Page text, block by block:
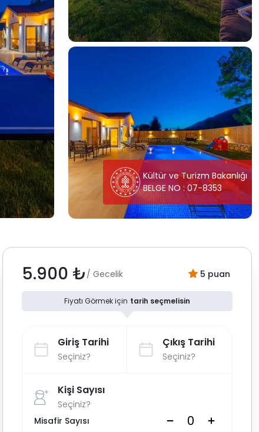
Kültür ve Turizm Bakanlığı
BELGE NO : 07-8353
5.900 ₺ / Gecelik 5 puan
Fiyatı Görmek için tarih seçmelisin
Giriş Tarihi
Seçiniz?
Çıkış Tarihi
Seçiniz?
Kişi Sayısı
Seçiniz?
Misafir Sayısı